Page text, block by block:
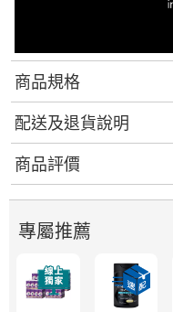
商品規格
配送及退貨說明
商品評價
專屬推薦